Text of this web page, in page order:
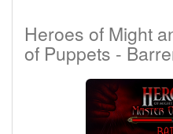
Heroes of Might
of Puppets -